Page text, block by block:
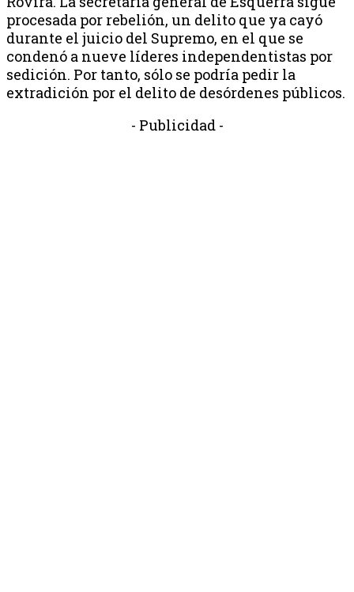
procesada por rebelión, un delito que ya cayó
durante el juicio del Supremo, en el que se
condenó a nueve líderes independentistas por
sedición. Por tanto, sólo se podría pedir la
extradición por el delito de desórdenes públicos.
- Publicidad -